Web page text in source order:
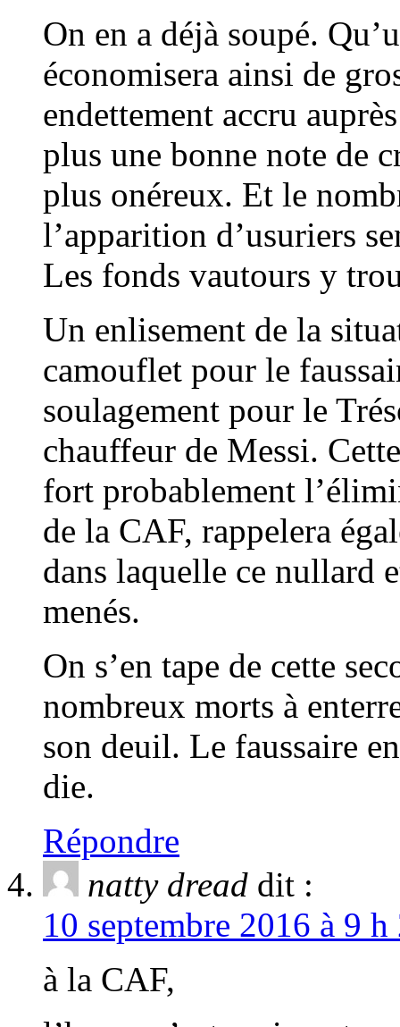
On en a déjà soupé.
économisera ainsi de
endettement accru
plus une bonne note de
plus onéreux. Et le
l’apparition d’usuriers
Les fonds vautours y
Un enlisement de la
camouflet pour le
soulagement pour le
chauffeur de Messi.
fort probablement
de la CAF, rappelera
dans laquelle ce nullard
menés.
On s’en tape de cette
nombreux morts à
son deuil. Le faussaire
die.
Répondre
natty dread dit :
10 septembre 2016 à 9
à la CAF,